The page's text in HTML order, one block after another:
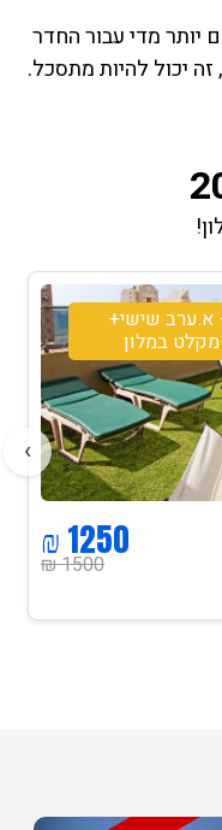
מדי עבור החדר
יכול להיות מתסכל.
א.ערב שישי+
במלון
1500 ₪
1250 ₪
›